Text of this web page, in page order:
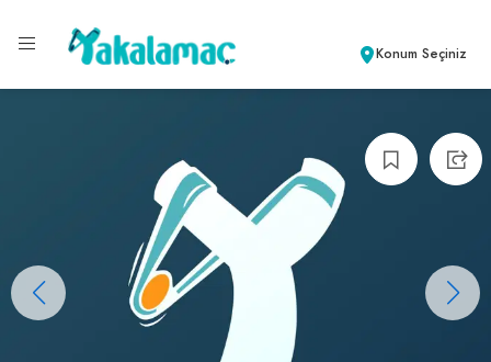
Konum Seçiniz